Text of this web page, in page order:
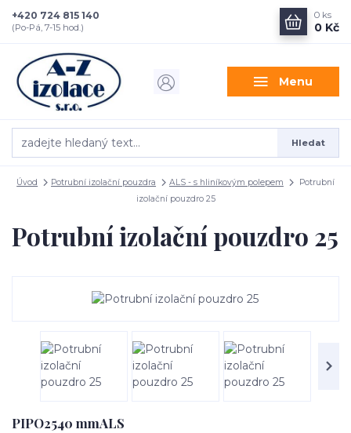
Menu
Hledat
+420 724 815 140
(Po-Pá, 7-15 hod.)
0 ks
0 Kč
Úvod Potrubní izolační pouzdra ALS - s hliníkovým polepem
Potrubní
izolační pouzdro 25
Potrubní izolační pouzdro 25
PIPO2540 mmALS